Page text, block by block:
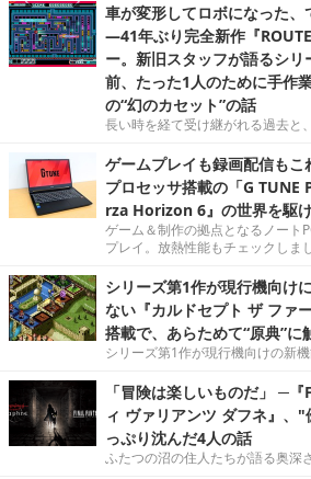
車が変形してロボになった
―41年ぶり完全新作『
ー。新旧スタッフが語るシ
前、たった1人のために手作
の“幻のカセット”の話
長い時を経て受け継がれる過去と
ゲームプレイも録画配信も
プロセッサ搭載の「G TUNE
rza Horizon 6』の世界を駆
ゲーム＆制作の拠点となるノート
プレイ。放熱性能もチェックしま
シリーズ第1作が現行機向け
ない『カルドセプト ザ ファ
搭載で、あらためて“原典”に
シリーズ第1作が現行機向けの新
「冒険は楽しいものだ」 ─
ィ ヴァリアンツ ダフネ』、
っぷり沈んだ4人の話
ふたつの沼の住人たちが語る奥深